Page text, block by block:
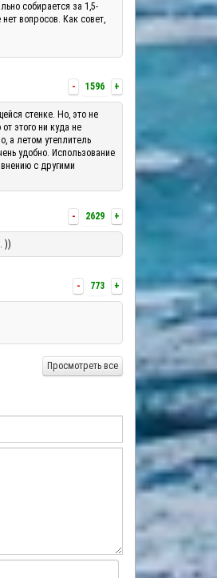
собирается за 1,5-
вопросов. Как совет,
- 1596 +
стенке. Но, это не
этого ни куда не
а летом утеплитель
удобно. Использование
с другими
- 2629 +
))
- 773 +
Просмотреть все